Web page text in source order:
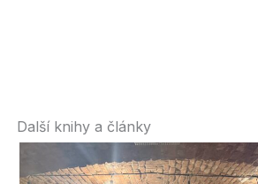
Další knihy a články